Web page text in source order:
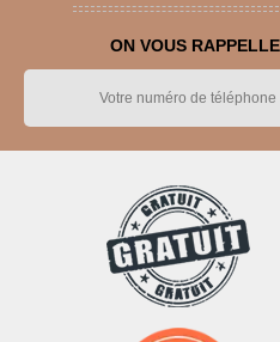
ON VOUS